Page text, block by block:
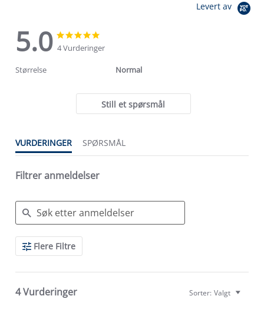
Levert av
5.0
5.0
star
rating
star
4 Vurderinger
Størrelse Normal
Still et spørsmål
VURDERINGER SPØRSMÅL
Filtrer anmeldelser
Search
ReviewsFlere Filtre
4 Vurderinger Sorter: Valgt